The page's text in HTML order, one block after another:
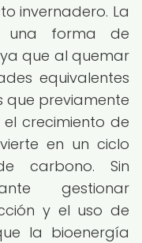
invernadero. La
una forma de
que al quemar
equivalentes
que previamente
crecimiento de
en un ciclo
carbono. Sin
gestionar
y el uso de
la bioenergía